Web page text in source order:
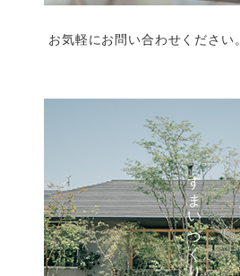
お気軽にお問い合わせください。
すまいづくり